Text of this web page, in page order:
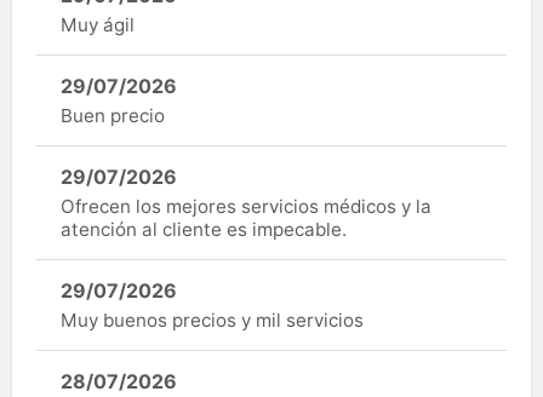
Muy ágil
29/07/2026
Buen precio
29/07/2026
Ofrecen los mejores servicios médicos y la
atención al cliente es impecable.
29/07/2026
Muy buenos precios y mil servicios
28/07/2026